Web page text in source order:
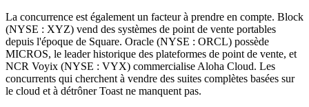
La concurrence est également un facteur à prendre en compte. Block
(NYSE : XYZ) vend des systèmes de point de vente portables
depuis l'époque de Square. Oracle (NYSE : ORCL) possède
MICROS, le leader historique des plateformes de point de vente, et
NCR Voyix (NYSE : VYX) commercialise Aloha Cloud. Les
concurrents qui cherchent à vendre des suites complètes basées sur
le cloud et à détrôner Toast ne manquent pas.